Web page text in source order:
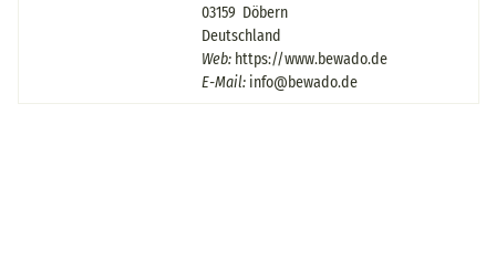
03159 Döbern
Deutschland
Web: https://www.bewado.de
E-Mail: info@bewado.de